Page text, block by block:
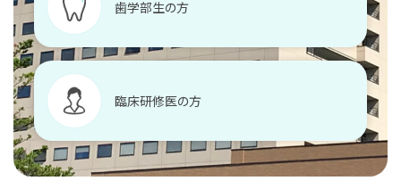
歯学部生の方
臨床研修医の方